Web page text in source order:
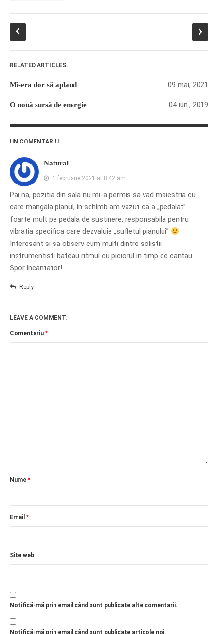
RELATED ARTICLES.
Mi-era dor să aplaud 09 mai, 2021
O nouă sursă de energie 04 iun., 2019
UN COMENTARIU
Natural
1 februarie 2021 at 8:42 am
Pai na, pozitia din sala nu mi-a permis sa vad maiestria cu
care mangaia pianul, in schimb am vazut ca a „pedalat”
foarte mult pe pedala de sustinere, responsabila pentru
vibratia specifica care dezvaluie „sufletul pianului”
Interesant si sa observ cum multi dintre solistii
instrumentisti bateau ritmul cu piciorul in timp ce cantau.
Spor incantator!
Reply
LEAVE A COMMENT.
Comentariu *
Nume *
Email *
Site web
Notifică-mă prin email când sunt publicate alte comentarii.
Notifică-mă prin email când sunt publicate articole noi.